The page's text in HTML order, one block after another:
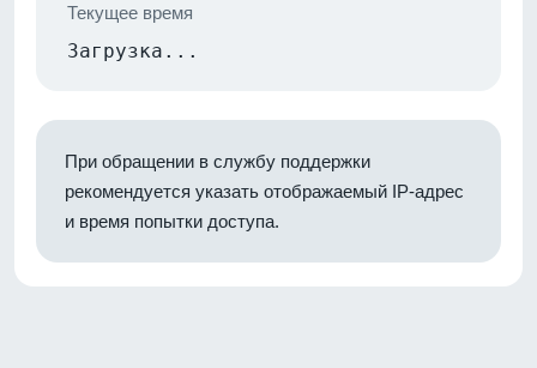
Текущее время
Загрузка...
При обращении в службу поддержки
рекомендуется указать отображаемый IP-адрес
и время попытки доступа.